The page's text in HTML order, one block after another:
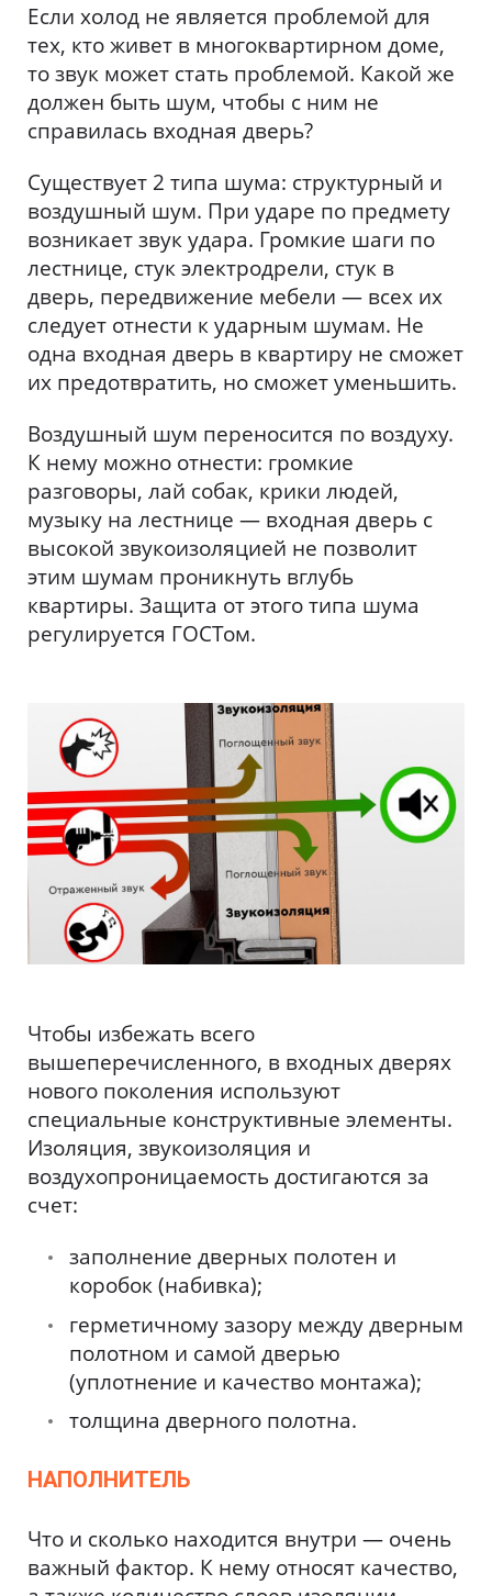
Если холод не является проблемой для
тех, кто живет в многоквартирном доме,
то звук может стать проблемой. Какой же
должен быть шум, чтобы с ним не
справилась входная дверь?
Существует 2 типа шума: структурный и
воздушный шум. При ударе по предмету
возникает звук удара. Громкие шаги по
лестнице, стук электродрели, стук в
дверь, передвижение мебели — всех их
следует отнести к ударным шумам. Не
одна входная дверь в квартиру не сможет
их предотвратить, но сможет уменьшить.
Воздушный шум переносится по воздуху.
К нему можно отнести: громкие
разговоры, лай собак, крики людей,
музыку на лестнице — входная дверь с
высокой звукоизоляцией не позволит
этим шумам проникнуть вглубь
квартиры. Защита от этого типа шума
регулируется ГОСТом.
Чтобы избежать всего
вышеперечисленного, в входных дверях
нового поколения используют
специальные конструктивные элементы.
Изоляция, звукоизоляция и
воздухопроницаемость достигаются за
счет:
заполнение дверных полотен и
коробок (набивка);
герметичному зазору между дверным
полотном и самой дверью
(уплотнение и качество монтажа);
толщина дверного полотна.
НАПОЛНИТЕЛЬ
Что и сколько находится внутри — очень
важный фактор. К нему относят качество,